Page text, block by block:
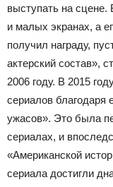
выступать на
и малых экранах, а
получил награду,
актерский состав»,
2006 году. В 2015
сериалов благодаря
ужасов». Это была
сериалах, и
«Американской
сериала достигли